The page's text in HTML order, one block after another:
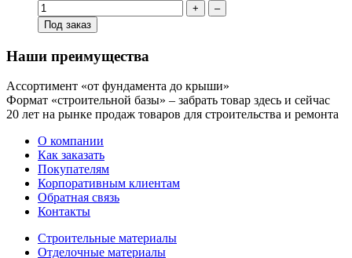
+
–
Под заказ
Наши преимущества
Ассортимент «от фундамента до крыши»
Формат «строительной базы» – забрать товар здесь и сейчас
20 лет на рынке продаж товаров для строительства и ремонта
О компании
Как заказать
Покупателям
Корпоративным клиентам
Обратная связь
Контакты
Строительные материалы
Отделочные материалы